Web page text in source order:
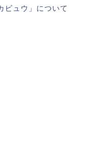
ビュウ」について